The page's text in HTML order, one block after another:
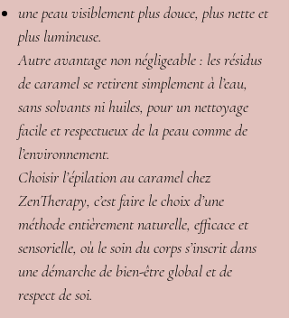
une peau visiblement plus douce, plus nette et
plus lumineuse.
Autre avantage non négligeable : les résidus
de caramel se retirent simplement à l’eau,
sans solvants ni huiles, pour un nettoyage
facile et respectueux de la peau comme de
l’environnement.
Choisir l’épilation au caramel chez
ZenTherapy, c’est faire le choix d’une
méthode entièrement naturelle, efficace et
sensorielle, où le soin du corps s’inscrit dans
une démarche de bien-être global et de
respect de soi.